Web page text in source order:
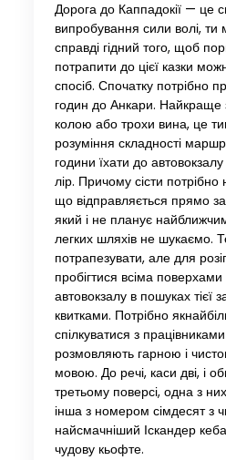
Дорога до Каппадокії — це
випробування сили волі,
справді гідний того, щоб
потрапити до цієї казки
спосіб. Спочатку потрібно
годин до Анкари. Найкраще
колою або трохи вина, це
розуміння складності
години їхати до
лір. Причому сісти
що відправляється прямо
який і не планує
легких шляхів не шукаємо.
потрапезувати, але для
пробігтися всіма
автовокзалу в пошуках тієї
квитками. Потрібно
спілкуватися з
розмовляють гарною і
мовою. До речі, каси дві, і
третьому поверсі, одна з
інша з номером сімдесят з
найсмачніший Іскандер
чудову кьофте.